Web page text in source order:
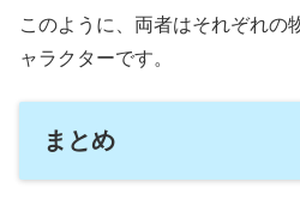
このように、両者はそれぞれの
ャラクターです。
まとめ